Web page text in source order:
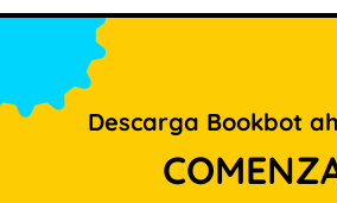
Descarga Bookbot